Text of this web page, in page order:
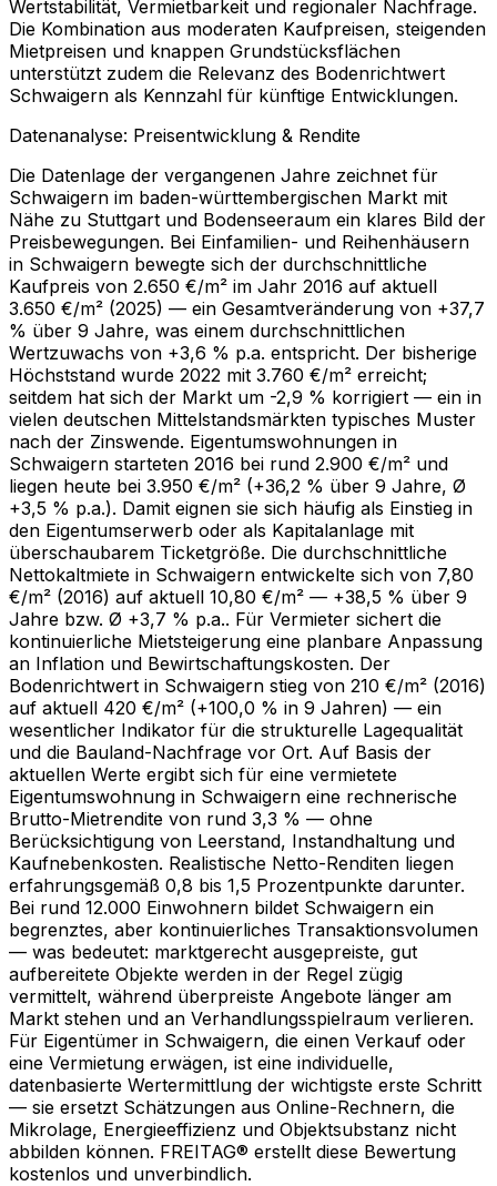
Wertstabilität, Vermietbarkeit und regionaler Nachfrage.
Die Kombination aus moderaten Kaufpreisen, steigenden
Mietpreisen und knappen Grundstücksflächen
unterstützt zudem die Relevanz des Bodenrichtwert
Schwaigern als Kennzahl für künftige Entwicklungen.
Datenanalyse: Preisentwicklung & Rendite
Die Datenlage der vergangenen Jahre zeichnet für
Schwaigern im baden-württembergischen Markt mit
Nähe zu Stuttgart und Bodenseeraum ein klares Bild der
Preisbewegungen. Bei Einfamilien- und Reihenhäusern
in Schwaigern bewegte sich der durchschnittliche
Kaufpreis von 2.650 €/m² im Jahr 2016 auf aktuell
3.650 €/m² (2025) — ein Gesamtveränderung von +37,7
% über 9 Jahre, was einem durchschnittlichen
Wertzuwachs von +3,6 % p.a. entspricht. Der bisherige
Höchststand wurde 2022 mit 3.760 €/m² erreicht;
seitdem hat sich der Markt um -2,9 % korrigiert — ein in
vielen deutschen Mittelstandsmärkten typisches Muster
nach der Zinswende. Eigentumswohnungen in
Schwaigern starteten 2016 bei rund 2.900 €/m² und
liegen heute bei 3.950 €/m² (+36,2 % über 9 Jahre, Ø
+3,5 % p.a.). Damit eignen sie sich häufig als Einstieg in
den Eigentumserwerb oder als Kapitalanlage mit
überschaubarem Ticketgröße. Die durchschnittliche
Nettokaltmiete in Schwaigern entwickelte sich von 7,80
€/m² (2016) auf aktuell 10,80 €/m² — +38,5 % über 9
Jahre bzw. Ø +3,7 % p.a.. Für Vermieter sichert die
kontinuierliche Mietsteigerung eine planbare Anpassung
an Inflation und Bewirtschaftungskosten. Der
Bodenrichtwert in Schwaigern stieg von 210 €/m² (2016)
auf aktuell 420 €/m² (+100,0 % in 9 Jahren) — ein
wesentlicher Indikator für die strukturelle Lagequalität
und die Bauland-Nachfrage vor Ort. Auf Basis der
aktuellen Werte ergibt sich für eine vermietete
Eigentumswohnung in Schwaigern eine rechnerische
Brutto-Mietrendite von rund 3,3 % — ohne
Berücksichtigung von Leerstand, Instandhaltung und
Kaufnebenkosten. Realistische Netto-Renditen liegen
erfahrungsgemäß 0,8 bis 1,5 Prozentpunkte darunter.
Bei rund 12.000 Einwohnern bildet Schwaigern ein
begrenztes, aber kontinuierliches Transaktionsvolumen
— was bedeutet: marktgerecht ausgepreiste, gut
aufbereitete Objekte werden in der Regel zügig
vermittelt, während überpreiste Angebote länger am
Markt stehen und an Verhandlungsspielraum verlieren.
Für Eigentümer in Schwaigern, die einen Verkauf oder
eine Vermietung erwägen, ist eine individuelle,
datenbasierte Wertermittlung der wichtigste erste Schritt
— sie ersetzt Schätzungen aus Online-Rechnern, die
Mikrolage, Energieeffizienz und Objektsubstanz nicht
abbilden können. FREITAG® erstellt diese Bewertung
kostenlos und unverbindlich.